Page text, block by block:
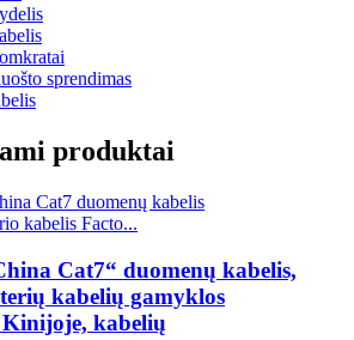
sprendimas
produktai
Cat7“ duomenų kabelis,
kabelių gamyklos
Kinijoje, kabelių